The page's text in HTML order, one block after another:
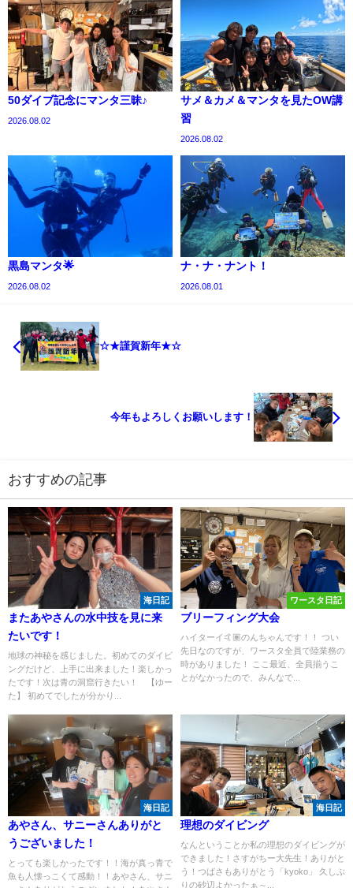
50ダイブ記念にマンタ三昧♪
2026.08.02
サメ＆カメ＆マンタを見たOW講
習
2026.08.02
黒島マンタ🌟
2026.08.02
ナ・ナ・ナント！
2026.08.01
☆★謹賀新年★☆
今年もよろしくお願いします！
おすすめの記事
海日記
またあやさんの水中技を見に来
たいです！
地球の神秘を感じました。初めてのダイビ
ングだけど、上手に出来ました！楽しかっ
たです！次は青の洞窟行きたい！ 【ゆー
た】 初めてでしたが分かり...
ワースタ日記
ブリーフィング大会
ハイターイ🤙🏽のんちゃんです！！ つい
先日なのですが、ワースタ全員で陸業務の
時がありました！ ここ最近、全員揃うこ
とがなかったので、みんなで...
海日記
あやさん、サニーさんありがと
うございました！
とっても楽しかったです！！海が真っ青で
魚も人懐っこくて感動！！あやさん、サニ
海日記
理想のダイビング
なんということか私の理想のダイビングが
できました！さすがちー大先生！ありがと
う！つばさもありがとう「kyoko」 久しぶ
りの砂辺よかったぁ～...